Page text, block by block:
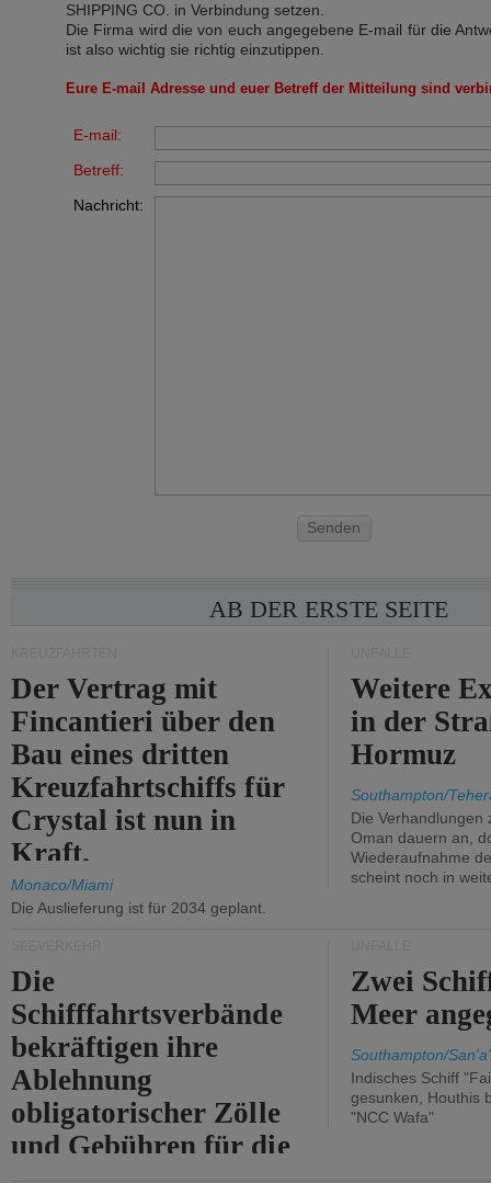
SHIPPING CO.
in Verbindung setzen.
Die Firma wird die von euch angegebene E-mail für die
ist also wichtig sie richtig einzutippen.
Eure E-mail Adresse und euer Betreff der Mitteilung sind
E-mail:
Betreff:
Nachricht:
Senden
AB DER ERSTE SEITE
Der Vertrag mit
Fincantieri über den
Bau eines dritten
Kreuzfahrtschiffs für
Crystal ist nun in
Kraft.
Monaco/Miami
Die Auslieferung ist für 2034 geplant.
Weitere
in der
Hormuz
Southampton/
Die Verhandlungen
Oman dauern an,
Wiederaufnahme
scheint noch in
Die
Schifffahrtsverbände
bekräftigen ihre
Ablehnung
obligatorischer Zölle
und Gebühren für die
Zwei
Meer
Southampton/
Indisches Schiff
gesunken, Houthis
"NCC Wafa"